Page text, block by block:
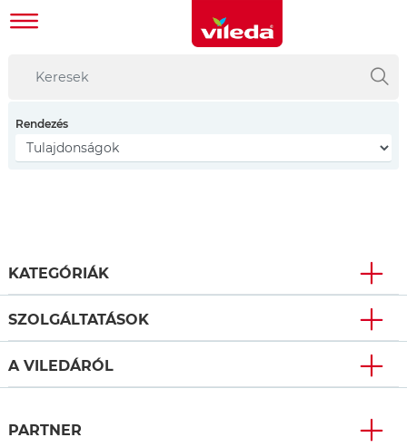
Rendezés
KATEGÓRIÁK
SZOLGÁLTATÁSOK
A VILEDÁRÓL
PARTNER